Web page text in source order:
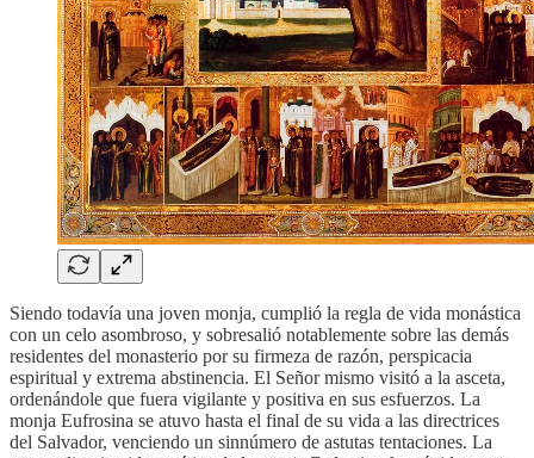
Siendo todavía una joven monja, cumplió la regla de vida monástica
con un celo asombroso, y sobresalió notablemente sobre las demás
residentes del monasterio por su firmeza de razón, perspicacia
espiritual y extrema abstinencia. El Señor mismo visitó a la asceta,
ordenándole que fuera vigilante y positiva en sus esfuerzos. La
monja Eufrosina se atuvo hasta el final de su vida a las directrices
del Salvador, venciendo un sinnúmero de astutas tentaciones. La